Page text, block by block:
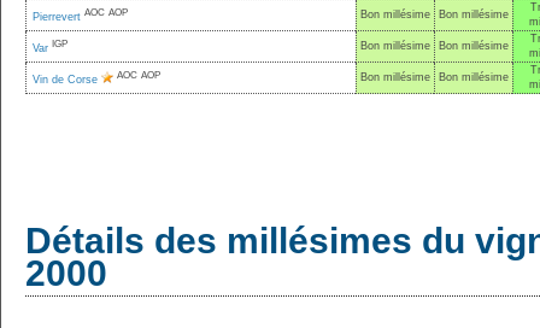
Pierrevert AOC AOP Bon millésime Bon millésime
Var IGP Bon millésime Bon millésime
Vin de Corse AOC AOP Bon millésime Bon millésime
Détails des millésimes du
2000